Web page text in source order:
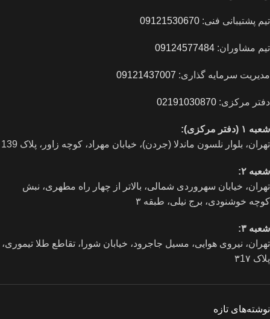
تیم پشتیبانی فنی: 09121530670
تیم مشاوران: 09124577484
مدیریت سرمایه گذاری: 09121437007
دفتر مرکزی: 02191030870
شعبه ۱ (دفتر مرکزی):
تهران، بلوار نلسون ماندلا (جردن)، خیابان مهراد، کوچه زاور، پلاک 139
شعبه ۲:
تهران، خيابان سهروردی شمالی، بالاتر از چهار راه مطهری، نبش
کوچه خوشنودی، برج نیلی، طبقه ۳
شعبه ۳:
تهران، نیروی هوایی، مسیل جاجرود، خیابان شورا، تقاطع طلا تیموری،
پلاک ۳1۷
نوشته‌های تازه